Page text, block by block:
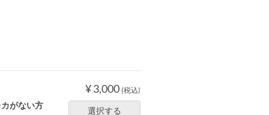
¥ 3,000 (税込)
選択する
がない方